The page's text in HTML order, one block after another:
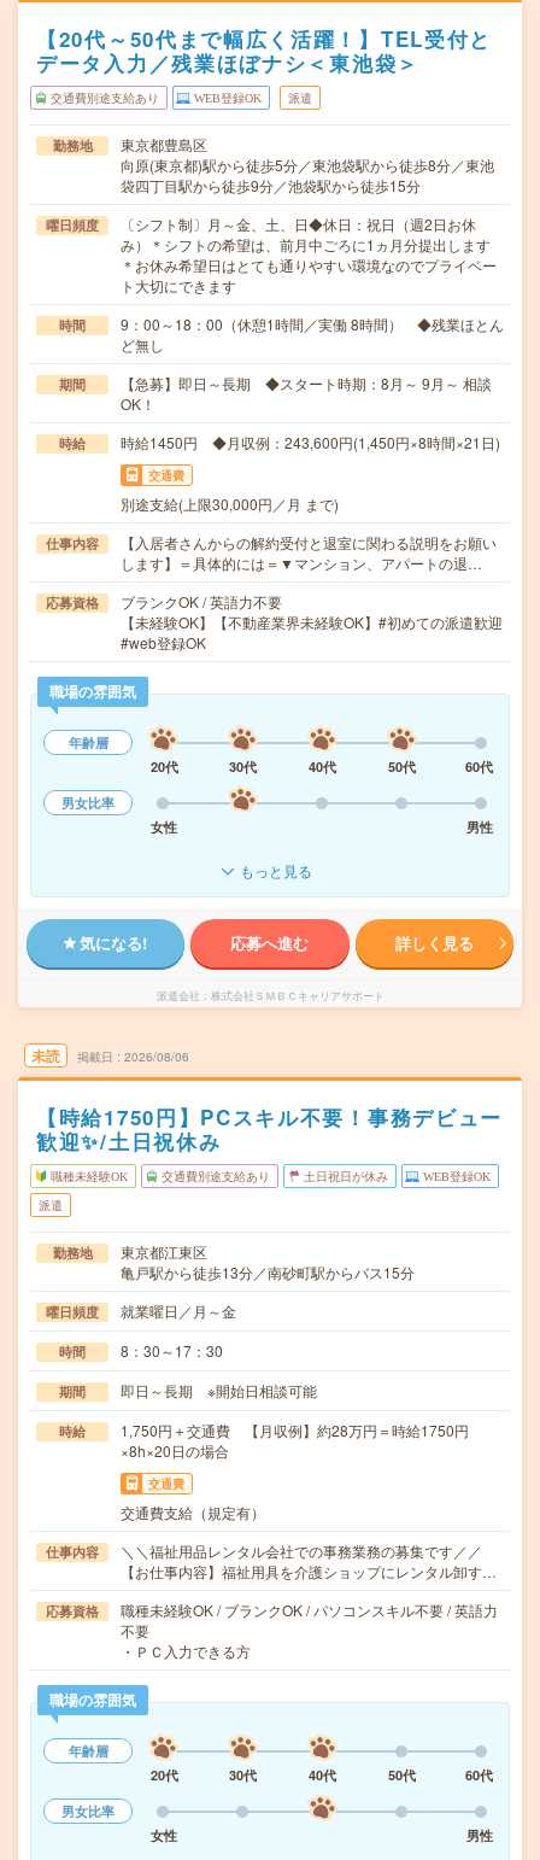
【20代～50代まで幅広く活躍！】TEL受付と
データ入力／残業ほぼナシ＜東池袋＞
交通費別途支給あり WEB登録OK 派遣
勤務地
東京都豊島区
向原(東京都)駅から徒歩5分／東池袋駅から徒歩8分／東池
袋四丁目駅から徒歩9分／池袋駅から徒歩15分
曜日頻度
〔シフト制〕月～金、土、日◆休日：祝日（週2日お休
み）＊シフトの希望は、前月中ごろに1ヵ月分提出します
＊お休み希望日はとても通りやすい環境なのでプライベー
ト大切にできます
時間
9：00～18：00（休憩1時間／実働 8時間） ◆残業ほとん
ど無し
期間
【急募】即日～長期 ◆スタート時期：8月～ 9月～ 相談
OK！
時給 時給1450円 ◆月収例：243,600円(1,450円×8時間×21日)
交通費
別途支給(上限30,000円／月 まで)
仕事内容
【入居者さんからの解約受付と退室に関わる説明をお願い
します】＝具体的には＝▼マンション、アパートの退…
応募資格
ブランクOK / 英語力不要
【未経験OK】【不動産業界未経験OK】#初めての派遣歓迎
#web登録OK
職場の雰囲気
年齢層
20代
30代 40代 50代
60代
男女比率
女性
男性
もっと見る
気になる! 応募へ進む 詳しく見る
派遣会社 株式会社ＳＭＢＣキャリアサポート
未読 掲載日 2026/08/06
【時給1750円】PCスキル不要！事務デビュー
歓迎✨/土日祝休み
職種未経験OK 交通費別途支給あり 土日祝日が休み WEB登録OK
派遣
勤務地
東京都江東区
亀戸駅から徒歩13分／南砂町駅からバス15分
曜日頻度 就業曜日／月～金
時間 8：30～17：30
期間 即日～長期 ※開始日相談可能
時給
1,750円＋交通費 【月収例】約28万円＝時給1750円
×8h×20日の場合
交通費
交通費支給（規定有）
仕事内容
＼＼福祉用品レンタル会社での事務業務の募集です／／
【お仕事内容】福祉用具を介護ショップにレンタル卸す…
応募資格
職種未経験OK / ブランクOK / パソコンスキル不要 / 英語力
不要
・ＰＣ入力できる方
職場の雰囲気
年齢層
20代
30代 40代 50代
60代
男女比率
女性
男性